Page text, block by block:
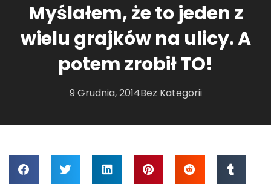
Myślałem, że to jeden z
wielu grajków na ulicy. A
potem zrobił TO!
9 Grudnia, 2014Bez Kategorii